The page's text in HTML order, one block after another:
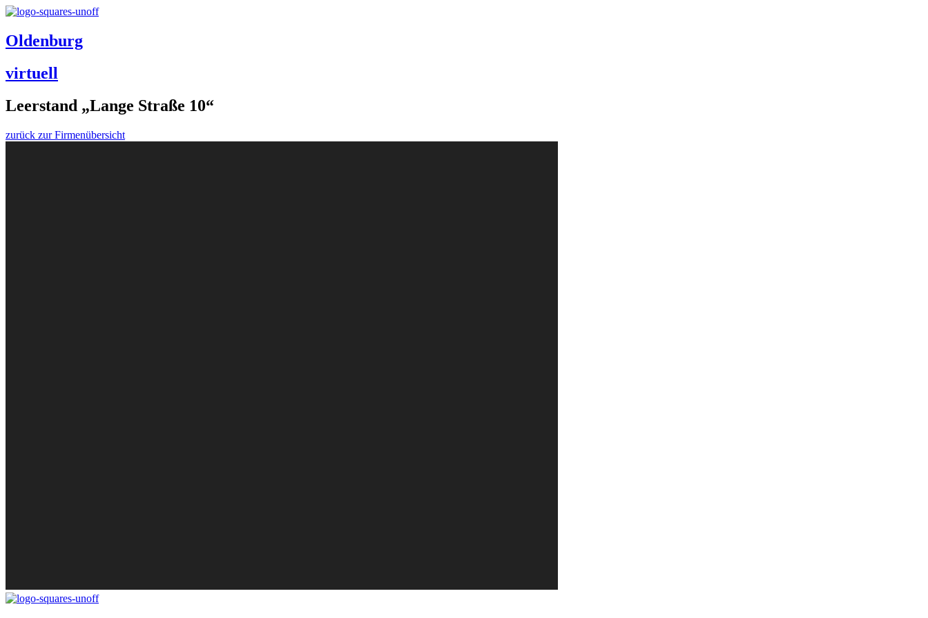
Oldenburg
virtuell
Leerstand „Lange Straße 10“
zurück zur Firmenübersicht